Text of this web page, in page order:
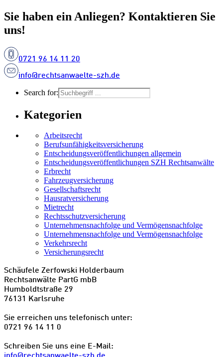
Sie haben ein Anliegen? Kontaktieren Sie
uns!
0721 96 14 11 20
info@rechtsanwaelte-szh.de
Search for:
Kategorien
Arbeitsrecht
Berufsunfähigkeitsversicherung
Entscheidungs­­veröffentlichungen allgemein
Entscheidungs­veröffentlichungen SZH Rechtsanwälte
Erbrecht
Fahrzeugversicherung
Gesellschaftsrecht
Hausratversicherung
Mietrecht
Rechtsschutzversicherung
Unternehmensnachfolge und Vermögensnachfolge
Unternehmensnachfolge und Vermögensnachfolge
Verkehrsrecht
Versicherungsrecht
Schäufele Zerfowski Holderbaum
Rechtsanwälte PartG mbB
Humboldtstraße 29
76131 Karlsruhe
Sie erreichen uns telefonisch unter:
0721 96 14 11 0
Schreiben Sie uns eine E-Mail:
info@rechtsanwaelte-szh.de